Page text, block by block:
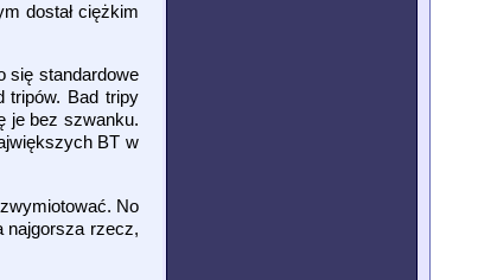
dostał ciężkim
się standardowe
tripów. Bad tripy
je bez szwanku.
BT w
No
najgorsza rzecz,